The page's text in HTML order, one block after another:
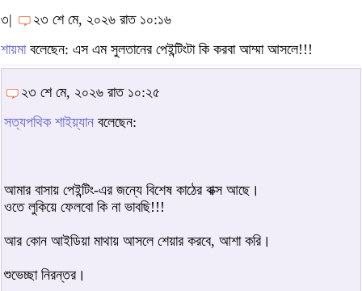
৩|
২৩ শে মে, ২০২৬ রাত ১০:১৬
শায়মাবলেছেন: এস এম সুলতানের পেইন্টিংটা কি করবা আম্মা আসলে!!!
২৩ শে মে, ২০২৬ রাত ১০:২৫
সত্যপথিক শাইয়্যান বলেছেন:
আমার বাসায় পেইন্টিং-এর জন্যে বিশেষ কাঠের বাক্স আছে।
ওতে লুকিয়ে ফেলবো কি না ভাবছি!!!
আর কোন আইডিয়া মাথায় আসলে শেয়ার করবে, আশা করি।
শুভেচ্ছা নিরন্তর।